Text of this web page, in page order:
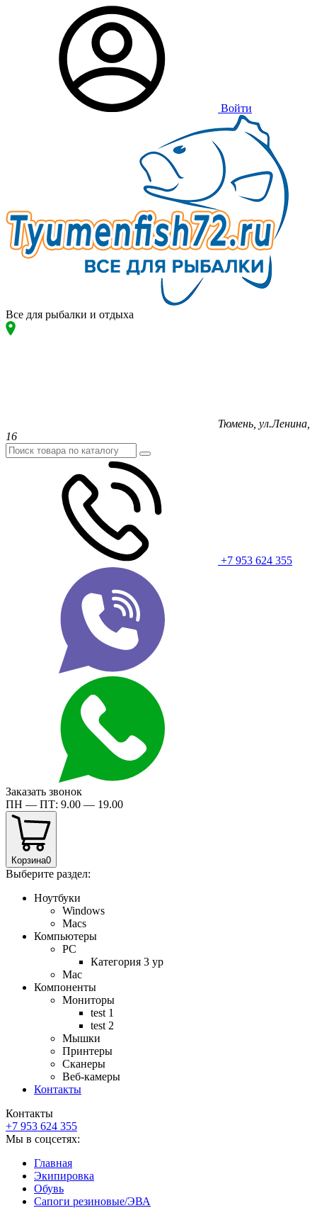
Войти
Все для рыбалки и отдыха
Тюмень, ул.Ленина,
16
+7 953 624 355
Заказать звонок
ПН — ПТ: 9.00 — 19.00
Корзина0
Выберите раздел:
Ноутбуки
Windows
Macs
Компьютеры
PC
Категория 3 ур
Mac
Компоненты
Мониторы
test 1
test 2
Мышки
Принтеры
Сканеры
Веб-камеры
Контакты
Контакты
+7 953 624 355
Мы в соцсетях:
Главная
Экипировка
Обувь
Сапоги резиновые/ЭВА